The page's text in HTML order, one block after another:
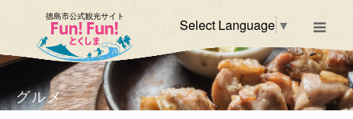
徳島市公式観光サイト Select Language ▼
グルメ